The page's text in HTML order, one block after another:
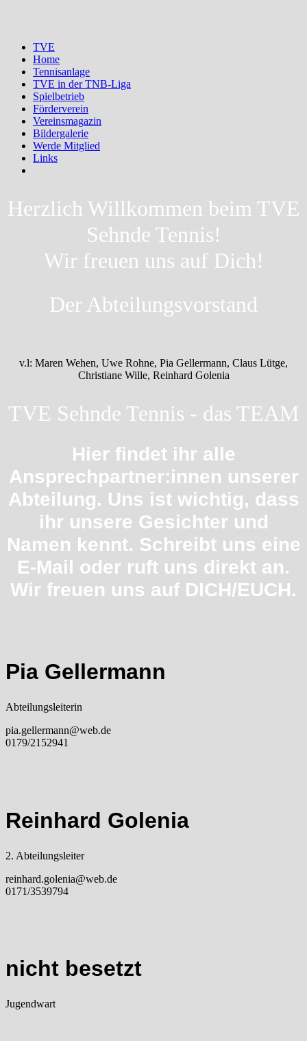
TVE
Home
Tennisanlage
TVE in der TNB-Liga
Spielbetrieb
Förderverein
Vereinsmagazin
Bildergalerie
Werde Mitglied
Links
Herzlich Willkommen beim TVE
Sehnde Tennis!
Wir freuen uns auf Dich!
Der Abteilungsvorstand
v.l: Maren Wehen, Uwe Rohne, Pia Gellermann, Claus Lütge,
Christiane Wille, Reinhard Golenia
TVE Sehnde Tennis - das TEAM
Hier findet ihr alle
Ansprechpartner:innen unserer
Abteilung. Uns ist wichtig, dass
ihr unsere Gesichter und
Namen kennt. Schreibt uns eine
E-Mail oder ruft uns direkt an.
Wir freuen uns auf DICH/EUCH.
Pia Gellermann
Abteilungsleiterin
pia.gellermann@web.de
0179/2152941
Reinhard Golenia
2. Abteilungsleiter
reinhard.golenia@web.de
0171/3539794
nicht besetzt
Jugendwart